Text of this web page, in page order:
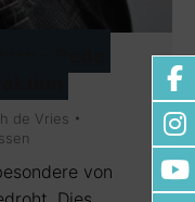
de Vries
von